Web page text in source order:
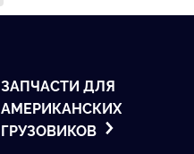
ЗАПЧАСТИ ДЛЯ
АМЕРИКАНСКИХ
ГРУЗОВИКОВ